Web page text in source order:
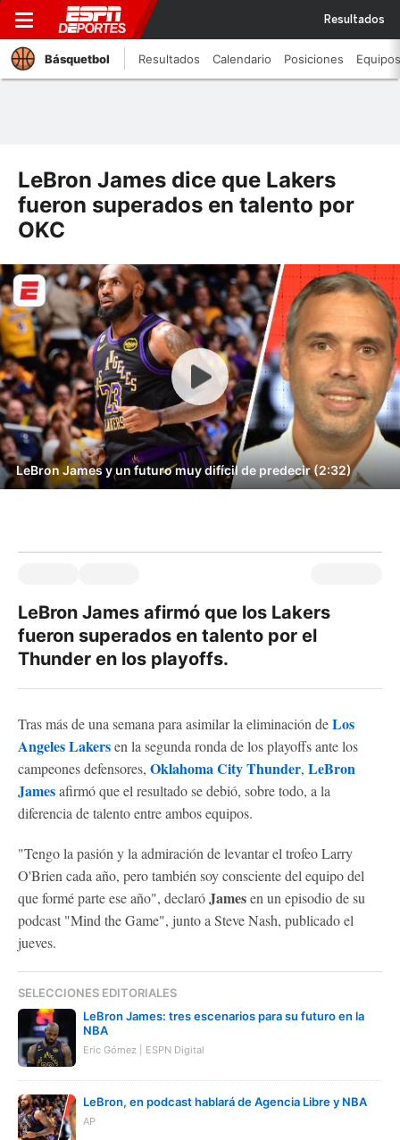
Resultados
Básquetbol Resultados Calendario Posiciones Equipos
LeBron James dice que Lakers
fueron superados en talento por
OKC
LeBron James y un futuro muy difícil de predecir (2:32)
LeBron James afirmó que los Lakers
fueron superados en talento por el
Thunder en los playoffs.
Tras más de una semana para asimilar la eliminación deLos
Angeles Lakersen la segunda ronda de los playoffs ante los
campeones defensores, Oklahoma City Thunder, LeBron
Jamesafirmó que el resultado se debió, sobre todo, a la
diferencia de talento entre ambos equipos.
"Tengo la pasión y la admiración de levantar el trofeo Larry
O'Brien cada año, pero también soy consciente del equipo del
que formé parte ese año", declaróJamesen un episodio de su
podcast "Mind the Game", junto a Steve Nash, publicado el
jueves.
SELECCIONES EDITORIALES
LeBron James: tres escenarios para su futuro en la
NBA
Eric Gómez | ESPN Digital
LeBron, en podcast hablará de Agencia Libre y NBA
AP